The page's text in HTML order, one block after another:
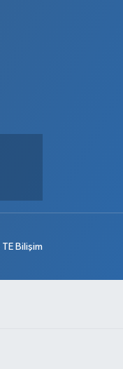
TE Bilişim